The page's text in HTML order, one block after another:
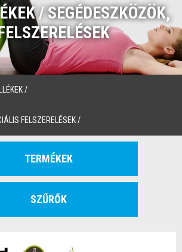
/ SEGÉDESZKÖZÖK,
/
FELSZERELÉSEK/
TERMÉKEK
SZŰRŐK